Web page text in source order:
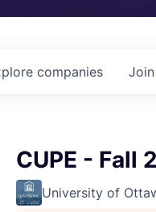
companies
CUPE - Fall
University of